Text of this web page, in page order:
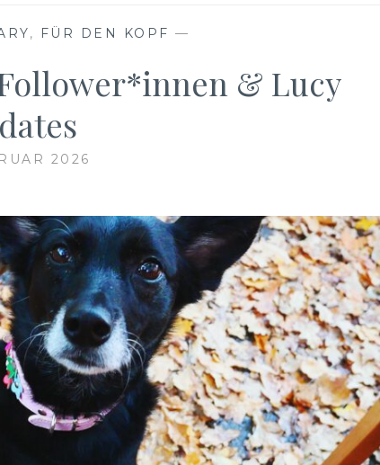
, FÜR DEN KOPF —
& Lucy
2026